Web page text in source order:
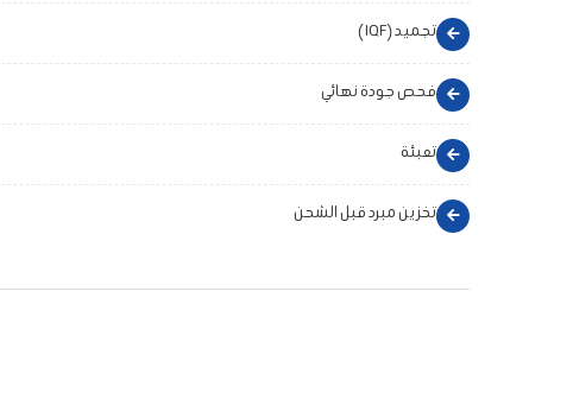
تجميد (IQF)
فحص جودة نهائي
تعبئة
تخزين مبرد قبل الشحن